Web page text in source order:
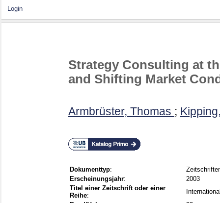
Login
Strategy Consulting at
and Shifting Market
Armbrüster, Thomas ;
Dokumenttyp:
Erscheinungsjahr:
2003
Titel einer Zeitschrift oder einer
Reihe: